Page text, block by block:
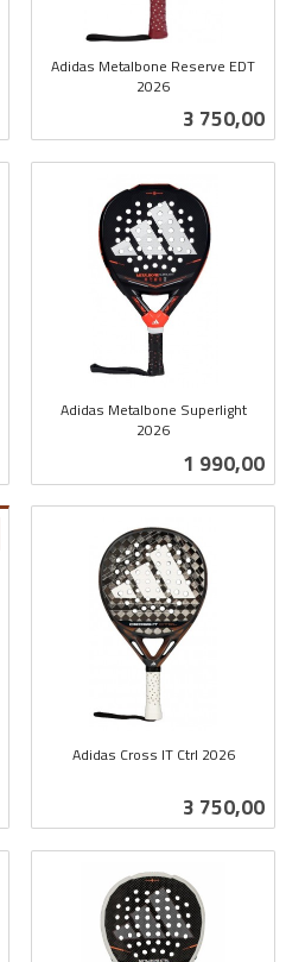
Adidas Metalbone Reserve EDT
2026
Pris
3 750,00
Adidas Metalbone Superlight
2026
Pris
1 990,00
Adidas Cross IT Ctrl 2026
Pris
3 750,00